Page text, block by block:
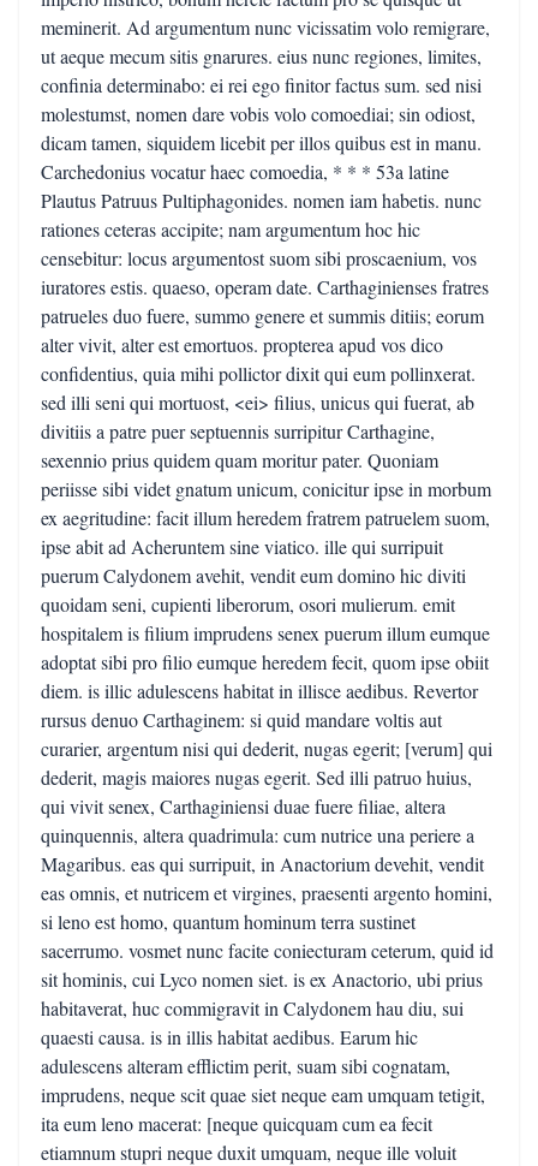
meminerit. Ad argumentum nunc vicissatim volo remigrare,
ut aeque mecum sitis gnarures. eius nunc regiones, limites,
confinia determinabo: ei rei ego finitor factus sum. sed nisi
molestumst, nomen dare vobis volo comoediai; sin odiost,
dicam tamen, siquidem licebit per illos quibus est in manu.
Carchedonius vocatur haec comoedia, * * * 53a latine
Plautus Patruus Pultiphagonides. nomen iam habetis. nunc
rationes ceteras accipite; nam argumentum hoc hic
censebitur: locus argumentost suom sibi proscaenium, vos
iuratores estis. quaeso, operam date. Carthaginienses fratres
patrueles duo fuere, summo genere et summis ditiis; eorum
alter vivit, alter est emortuos. propterea apud vos dico
confidentius, quia mihi pollictor dixit qui eum pollinxerat.
sed illi seni qui mortuost, <ei> filius, unicus qui fuerat, ab
divitiis a patre puer septuennis surripitur Carthagine,
sexennio prius quidem quam moritur pater. Quoniam
periisse sibi videt gnatum unicum, conicitur ipse in morbum
ex aegritudine: facit illum heredem fratrem patruelem suom,
ipse abit ad Acheruntem sine viatico. ille qui surripuit
puerum Calydonem avehit, vendit eum domino hic diviti
quoidam seni, cupienti liberorum, osori mulierum. emit
hospitalem is filium imprudens senex puerum illum eumque
adoptat sibi pro filio eumque heredem fecit, quom ipse obiit
diem. is illic adulescens habitat in illisce aedibus. Revertor
rursus denuo Carthaginem: si quid mandare voltis aut
curarier, argentum nisi qui dederit, nugas egerit; [verum] qui
dederit, magis maiores nugas egerit. Sed illi patruo huius,
qui vivit senex, Carthaginiensi duae fuere filiae, altera
quinquennis, altera quadrimula: cum nutrice una periere a
Magaribus. eas qui surripuit, in Anactorium devehit, vendit
eas omnis, et nutricem et virgines, praesenti argento homini,
si leno est homo, quantum hominum terra sustinet
sacerrumo. vosmet nunc facite coniecturam ceterum, quid id
sit hominis, cui Lyco nomen siet. is ex Anactorio, ubi prius
habitaverat, huc commigravit in Calydonem hau diu, sui
quaesti causa. is in illis habitat aedibus. Earum hic
adulescens alteram efflictim perit, suam sibi cognatam,
imprudens, neque scit quae siet neque eam umquam tetigit,
ita eum leno macerat: [neque quicquam cum ea fecit
etiamnum stupri neque duxit umquam, neque ille voluit